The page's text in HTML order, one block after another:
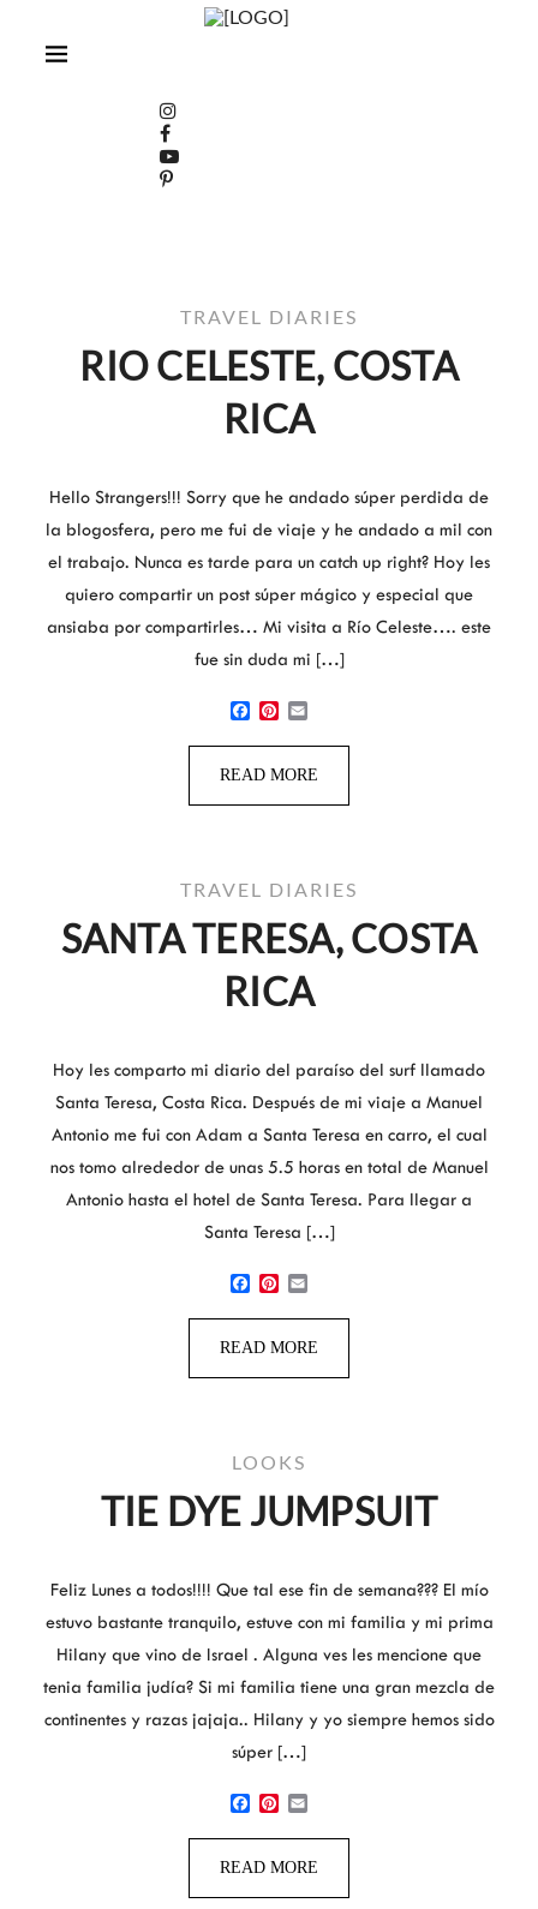
TRAVEL DIARIES
RIO CELESTE, COSTA
RICA
Hello Strangers!!! Sorry que he andado súper perdida de
la blogosfera, pero me fui de viaje y he andado a mil con
el trabajo. Nunca es tarde para un catch up right? Hoy les
quiero compartir un post súper mágico y especial que
ansiaba por compartirles… Mi visita a Río Celeste…. este
fue sin duda mi […]
READ MORE
TRAVEL DIARIES
SANTA TERESA, COSTA
RICA
Hoy les comparto mi diario del paraíso del surf llamado
Santa Teresa, Costa Rica. Después de mi viaje a Manuel
Antonio me fui con Adam a Santa Teresa en carro, el cual
nos tomo alrededor de unas 5.5 horas en total de Manuel
Antonio hasta el hotel de Santa Teresa. Para llegar a
Santa Teresa […]
READ MORE
LOOKS
TIE DYE JUMPSUIT
Feliz Lunes a todos!!!! Que tal ese fin de semana??? El mío
estuvo bastante tranquilo, estuve con mi familia y mi prima
Hilany que vino de Israel . Alguna ves les mencione que
tenia familia judía? Si mi familia tiene una gran mezcla de
continentes y razas jajaja.. Hilany y yo siempre hemos sido
súper […]
READ MORE